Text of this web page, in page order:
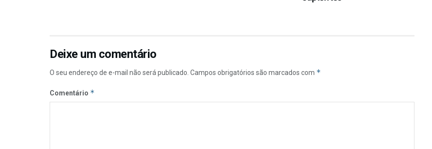
Deixe um comentário
O seu endereço de e-mail não será publicado. Campos obrigatórios são marcados com *
Comentário *